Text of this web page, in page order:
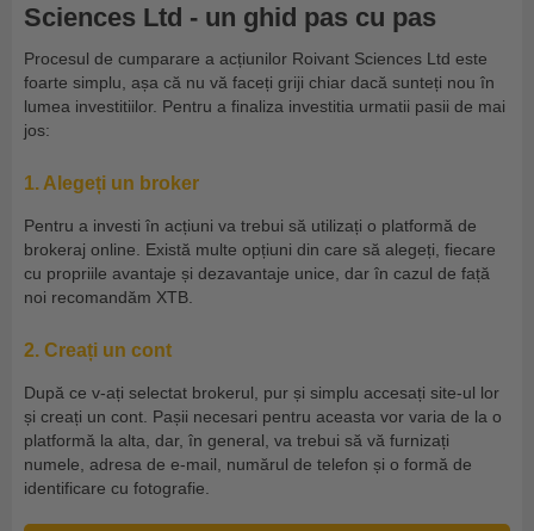
Sciences Ltd - un ghid pas cu pas
Procesul de cumparare a acțiunilor Roivant Sciences Ltd este
foarte simplu, așa că nu vă faceți griji chiar dacă sunteți nou în
lumea investitiilor. Pentru a finaliza investitia urmatii pasii de mai
jos:
1. Alegeți un broker
Pentru a investi în acțiuni va trebui să utilizați o platformă de
brokeraj online. Există multe opțiuni din care să alegeți, fiecare
cu propriile avantaje și dezavantaje unice, dar în cazul de față
noi recomandăm XTB.
2. Creați un cont
După ce v-ați selectat brokerul, pur și simplu accesați site-ul lor
și creați un cont. Pașii necesari pentru aceasta vor varia de la o
platformă la alta, dar, în general, va trebui să vă furnizați
numele, adresa de e-mail, numărul de telefon și o formă de
identificare cu fotografie.